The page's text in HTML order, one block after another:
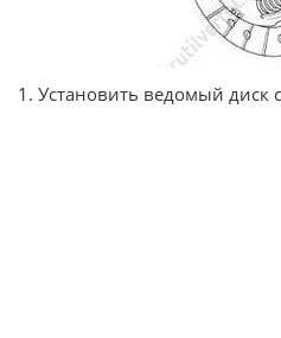
1. Установить ведомый диск